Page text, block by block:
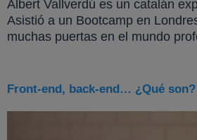
Albert Vallverdú es un catalán
Asistió a un Bootcamp en
muchas puertas en el mundo
Front-end, back-end… ¿Qué son?